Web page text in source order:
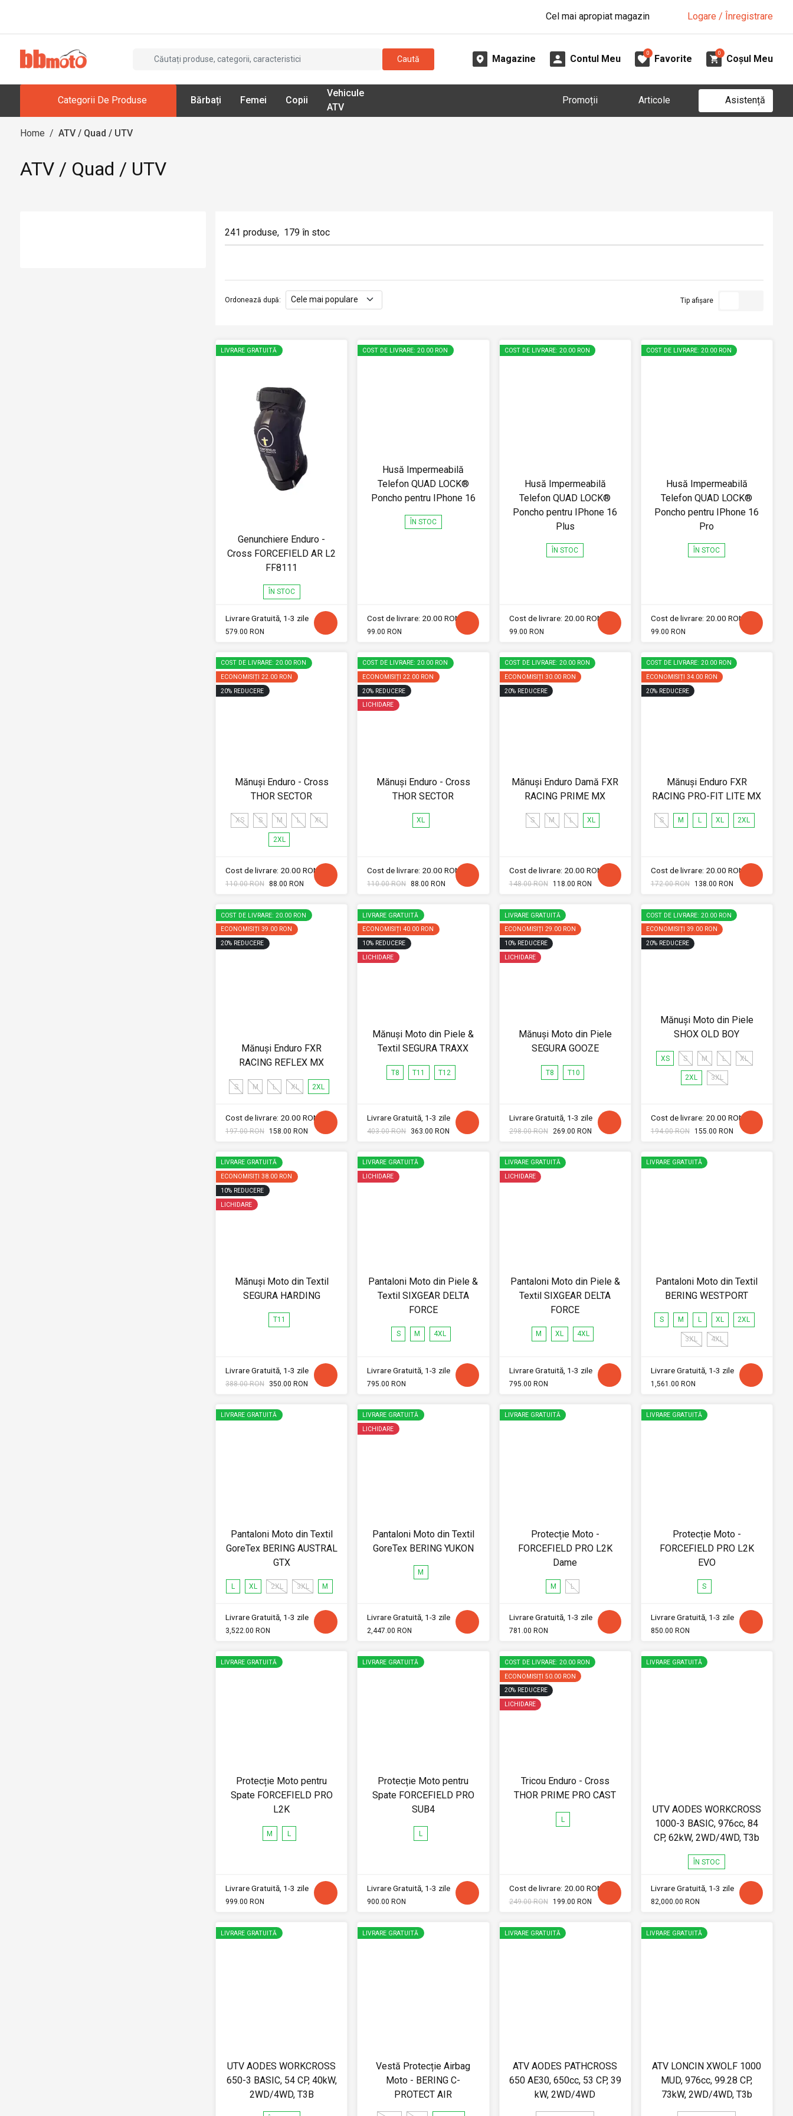
Cel mai apropiat magazin Logare / Înregistrare
Caută Magazine Contul Meu
0
Favorite
0
Coșul Meu
Categorii De Produse Bărbați Femei Copii
Vehicule
ATV
Promoții Articole Asistență
Home / ATV / Quad / UTV
ATV / Quad / UTV
241 produse, 179 în stoc
Ordonează după: Tip afișare
LIVRARE GRATUITĂ
Genunchiere Enduro -
Cross FORCEFIELD AR L2
FF8111
ÎN STOC
Livrare Gratuită, 1-3 zile
579.00 RON
COST DE LIVRARE: 20.00 RON
Husă Impermeabilă
Telefon QUAD LOCK®
Poncho pentru IPhone 16
ÎN STOC
Cost de livrare: 20.00 RON
99.00 RON
COST DE LIVRARE: 20.00 RON
Husă Impermeabilă
Telefon QUAD LOCK®
Poncho pentru IPhone 16
Plus
ÎN STOC
Cost de livrare: 20.00 RON
99.00 RON
COST DE LIVRARE: 20.00 RON
Husă Impermeabilă
Telefon QUAD LOCK®
Poncho pentru IPhone 16
Pro
ÎN STOC
Cost de livrare: 20.00 RON
99.00 RON
COST DE LIVRARE: 20.00 RON
ECONOMISIȚI 22.00 RON
20% REDUCERE
Mănuși Enduro - Cross
THOR SECTOR
XS S M L XL
2XL
Cost de livrare: 20.00 RON
110.00 RON 88.00 RON
COST DE LIVRARE: 20.00 RON
ECONOMISIȚI 22.00 RON
20% REDUCERE
LICHIDARE
Mănuși Enduro - Cross
THOR SECTOR
XL
Cost de livrare: 20.00 RON
110.00 RON 88.00 RON
COST DE LIVRARE: 20.00 RON
ECONOMISIȚI 30.00 RON
20% REDUCERE
Mănuși Enduro Damă FXR
RACING PRIME MX
S M L XL
Cost de livrare: 20.00 RON
148.00 RON 118.00 RON
COST DE LIVRARE: 20.00 RON
ECONOMISIȚI 34.00 RON
20% REDUCERE
Mănuși Enduro FXR
RACING PRO-FIT LITE MX
S M L XL 2XL
Cost de livrare: 20.00 RON
172.00 RON 138.00 RON
COST DE LIVRARE: 20.00 RON
ECONOMISIȚI 39.00 RON
20% REDUCERE
Mănuși Enduro FXR
RACING REFLEX MX
S M L XL 2XL
Cost de livrare: 20.00 RON
197.00 RON 158.00 RON
LIVRARE GRATUITĂ
ECONOMISIȚI 40.00 RON
10% REDUCERE
LICHIDARE
Mănuși Moto din Piele &
Textil SEGURA TRAXX
T8 T11 T12
Livrare Gratuită, 1-3 zile
403.00 RON 363.00 RON
LIVRARE GRATUITĂ
ECONOMISIȚI 29.00 RON
10% REDUCERE
LICHIDARE
Mănuși Moto din Piele
SEGURA GOOZE
T8 T10
Livrare Gratuită, 1-3 zile
298.00 RON 269.00 RON
COST DE LIVRARE: 20.00 RON
ECONOMISIȚI 39.00 RON
20% REDUCERE
Mănuși Moto din Piele
SHOX OLD BOY
XS S M L XL
2XL 3XL
Cost de livrare: 20.00 RON
194.00 RON 155.00 RON
LIVRARE GRATUITĂ
ECONOMISIȚI 38.00 RON
10% REDUCERE
LICHIDARE
Mănuși Moto din Textil
SEGURA HARDING
T11
Livrare Gratuită, 1-3 zile
388.00 RON 350.00 RON
LIVRARE GRATUITĂ
LICHIDARE
Pantaloni Moto din Piele &
Textil SIXGEAR DELTA
FORCE
S M 4XL
Livrare Gratuită, 1-3 zile
795.00 RON
LIVRARE GRATUITĂ
LICHIDARE
Pantaloni Moto din Piele &
Textil SIXGEAR DELTA
FORCE
M XL 4XL
Livrare Gratuită, 1-3 zile
795.00 RON
LIVRARE GRATUITĂ
Pantaloni Moto din Textil
BERING WESTPORT
S M L XL 2XL
3XL 4XL
Livrare Gratuită, 1-3 zile
1,561.00 RON
LIVRARE GRATUITĂ
Pantaloni Moto din Textil
GoreTex BERING AUSTRAL
GTX
L XL 2XL 3XL M
Livrare Gratuită, 1-3 zile
3,522.00 RON
LIVRARE GRATUITĂ
LICHIDARE
Pantaloni Moto din Textil
GoreTex BERING YUKON
M
Livrare Gratuită, 1-3 zile
2,447.00 RON
LIVRARE GRATUITĂ
Protecție Moto -
FORCEFIELD PRO L2K
Dame
M L
Livrare Gratuită, 1-3 zile
781.00 RON
LIVRARE GRATUITĂ
Protecție Moto -
FORCEFIELD PRO L2K
EVO
S
Livrare Gratuită, 1-3 zile
850.00 RON
LIVRARE GRATUITĂ
Protecție Moto pentru
Spate FORCEFIELD PRO
L2K
M L
Livrare Gratuită, 1-3 zile
999.00 RON
LIVRARE GRATUITĂ
Protecție Moto pentru
Spate FORCEFIELD PRO
SUB4
L
Livrare Gratuită, 1-3 zile
900.00 RON
COST DE LIVRARE: 20.00 RON
ECONOMISIȚI 50.00 RON
20% REDUCERE
LICHIDARE
Tricou Enduro - Cross
THOR PRIME PRO CAST
L
Cost de livrare: 20.00 RON
249.00 RON 199.00 RON
LIVRARE GRATUITĂ
UTV AODES WORKCROSS
1000-3 BASIC, 976cc, 84
CP, 62kW, 2WD/4WD, T3b
ÎN STOC
Livrare Gratuită, 1-3 zile
82,000.00 RON
LIVRARE GRATUITĂ
UTV AODES WORKCROSS
650-3 BASIC, 54 CP, 40kW,
2WD/4WD, T3B
LIVRARE GRATUITĂ
Vestă Protecție Airbag
Moto - BERING C-
PROTECT AIR
LIVRARE GRATUITĂ
ATV AODES PATHCROSS
650 AE30, 650cc, 53 CP, 39
kW, 2WD/4WD
LIVRARE GRATUITĂ
ATV LONCIN XWOLF 1000
MUD, 976cc, 99.28 CP,
73kW, 2WD/4WD, T3b